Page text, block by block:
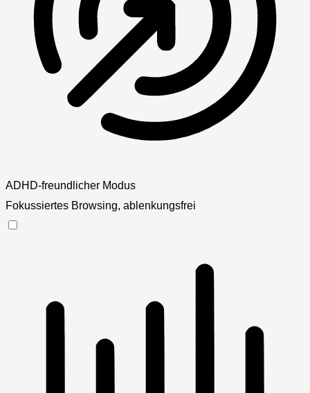
ADHD-freundlicher Modus
Fokussiertes Browsing, ablenkungsfrei